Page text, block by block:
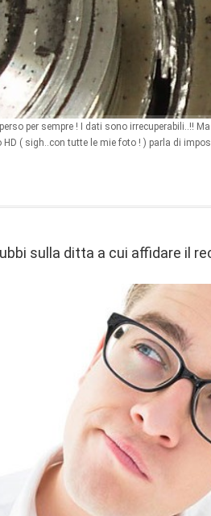
per sempre ! I dati sono irrecuperabili..!!
( sigh..con tutte le mie foto ! ) parla di
sulla ditta a cui affidare il